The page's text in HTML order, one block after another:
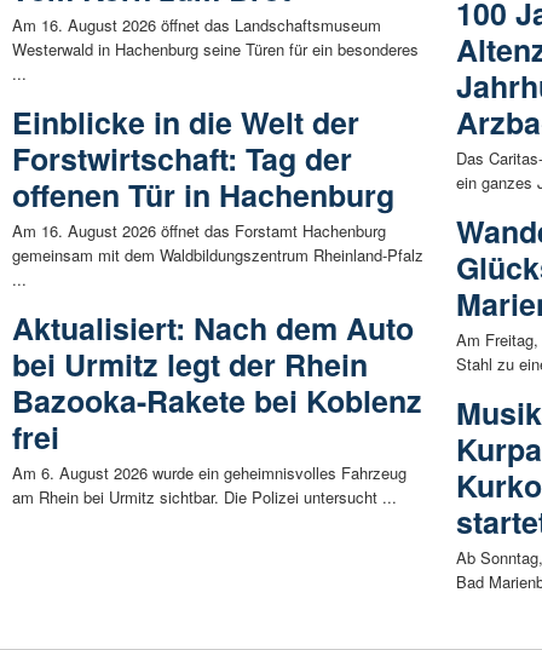
Am 16. August 2026 öffnet das Landschaftsmuseum
Westerwald in Hachenburg seine Türen für ein besonderes
...
Einblicke in die Welt der
Forstwirtschaft: Tag der
offenen Tür in Hachenburg
Am 16. August 2026 öffnet das Forstamt Hachenburg
gemeinsam mit dem Waldbildungszentrum Rheinland-Pfalz
...
Aktualisiert: Nach dem Auto
bei Urmitz legt der Rhein
Bazooka-Rakete bei Koblenz
frei
Am 6. August 2026 wurde ein geheimnisvolles Fahrzeug
am Rhein bei Urmitz sichtbar. Die Polizei untersucht ...
100
Das
ein ganzes
Am
Stahl zu
Ab
Bad